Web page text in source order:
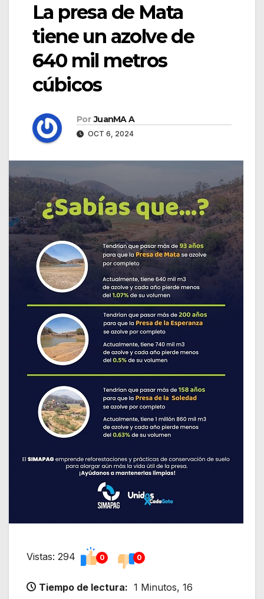
La presa de Mata
tiene un azolve de
640 mil metros
cúbicos
Por JuanMA A
OCT 6, 2024
Vistas: 294 0 0
Tiempo de lectura: 1 Minutos, 16